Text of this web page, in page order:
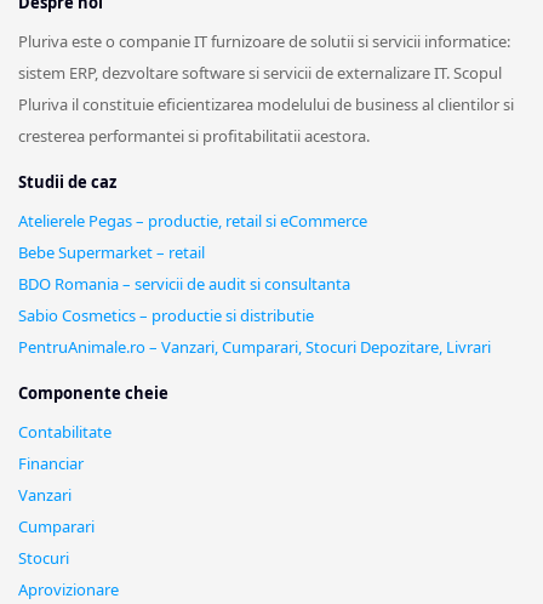
Pluriva este o companie IT furnizoare de solutii si servicii informatice:
sistem ERP, dezvoltare software si servicii de externalizare IT. Scopul
Pluriva il constituie eficientizarea modelului de business al clientilor si
cresterea performantei si profitabilitatii acestora.
Studii de caz
Atelierele Pegas – productie, retail si eCommerce
Bebe Supermarket – retail
BDO Romania – servicii de audit si consultanta
Sabio Cosmetics – productie si distributie
PentruAnimale.ro – Vanzari, Cumparari, Stocuri Depozitare, Livrari
Componente cheie
Contabilitate
Financiar
Vanzari
Cumparari
Stocuri
Aprovizionare